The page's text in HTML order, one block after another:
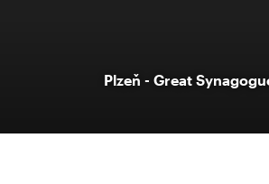
Plzeň - Great